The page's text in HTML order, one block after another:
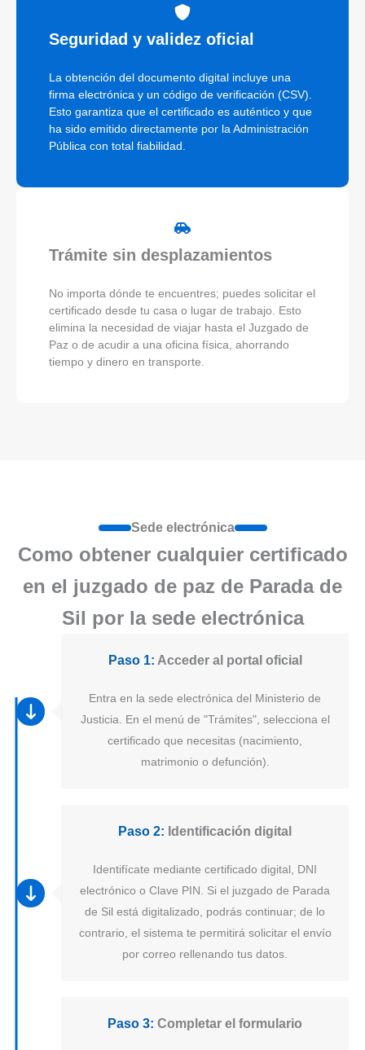
Seguridad y validez oficial
La obtención del documento digital incluye una
firma electrónica y un código de verificación (CSV).
Esto garantiza que el certificado es auténtico y que
ha sido emitido directamente por la Administración
Pública con total fiabilidad.
Trámite sin desplazamientos
No importa dónde te encuentres; puedes solicitar el
certificado desde tu casa o lugar de trabajo. Esto
elimina la necesidad de viajar hasta el Juzgado de
Paz o de acudir a una oficina física, ahorrando
tiempo y dinero en transporte.
Sede electrónica
Como obtener cualquier certificado
en el juzgado de paz de Parada de
Sil por la sede electrónica
Paso 1: Acceder al portal oficial
Entra en la sede electrónica del Ministerio de
Justicia. En el menú de "Trámites", selecciona el
certificado que necesitas (nacimiento,
matrimonio o defunción).
Paso 2: Identificación digital
Identifícate mediante certificado digital, DNI
electrónico o Clave PIN. Si el juzgado de Parada
de Sil está digitalizado, podrás continuar; de lo
contrario, el sistema te permitirá solicitar el envío
por correo rellenando tus datos.
Paso 3: Completar el formulario